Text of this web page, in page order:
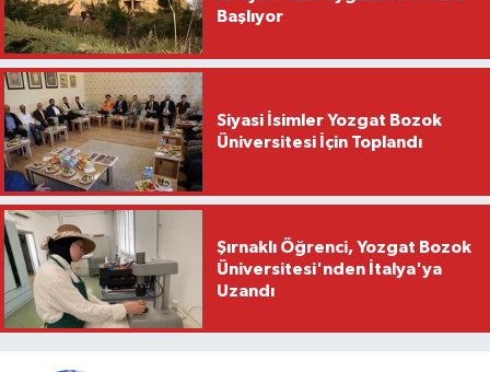
Başlıyor
Siyasi İsimler Yozgat Bozok
Üniversitesi İçin Toplandı
Şırnaklı Öğrenci, Yozgat Bozok
Üniversitesi'nden İtalya'ya
Uzandı